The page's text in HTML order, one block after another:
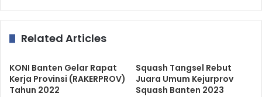
Related Articles
KONI Banten Gelar Rapat
Kerja Provinsi (RAKERPROV)
Tahun 2022
Squash Tangsel Rebut
Juara Umum Kejurprov
Squash Banten 2023